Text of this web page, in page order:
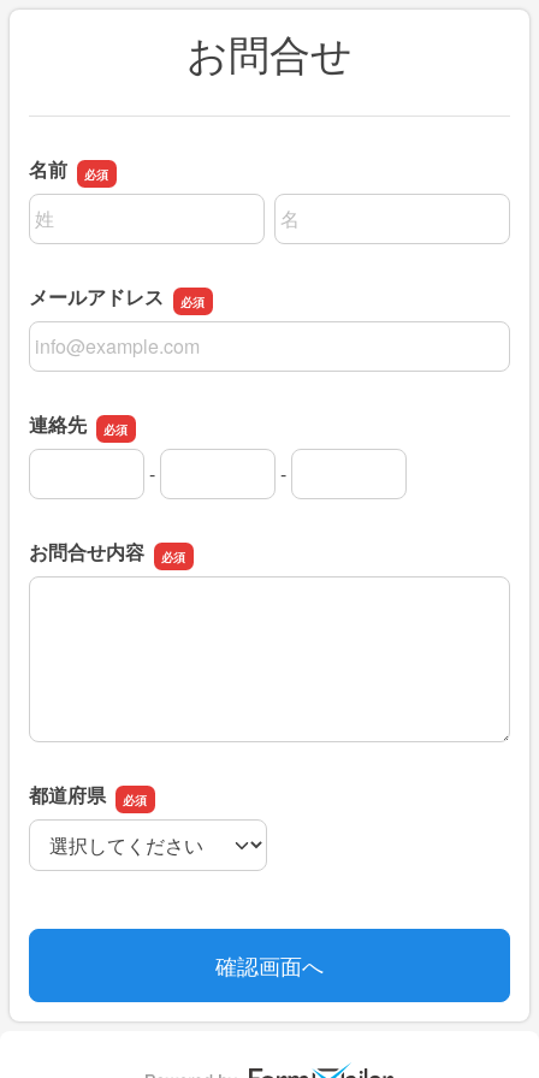
お問合せ
名前
名前の姓
名前の名
メールアドレス
メールアドレス
連絡先
連絡先の市外局番
-
連絡先の市内局番 -
連絡先の加入者番号
お問合せ内容
お問合せ内容
都道府県
都道府県